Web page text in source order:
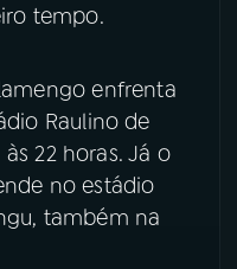
tempo.
enfrenta
Raulino de
22 horas. Já o
no estádio
também na